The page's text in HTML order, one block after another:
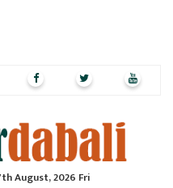
August, 2026 Fri